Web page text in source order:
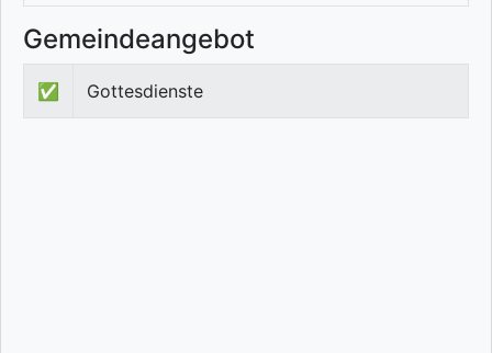
Gemeindeangebot
✅ Gottesdienste